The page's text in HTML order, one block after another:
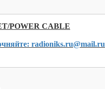
POWER CABLE
radioniks.ru@mail.ru